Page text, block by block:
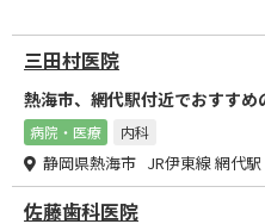
三田村医院
熱海市、網代駅付近でおすすめ
病院・医療 内科
静岡県熱海市 JR伊東線 網代駅
佐藤歯科医院